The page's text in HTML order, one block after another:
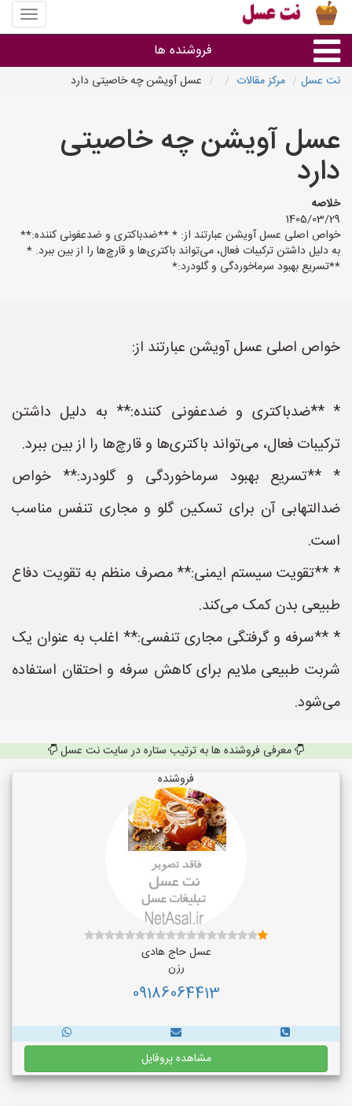
منوی
سایت
عسل
فروشنده ها
استان ها
نت عسل مرکز مقالات عسل آویشن چه خاصیتی دارد
عسل آویشن چه خاصیتی
دارد
خلاصه
1405/03/29
خواص اصلی عسل آویشن عبارتند از: * **ضدباکتری و ضدعفونی کننده:**
به دلیل داشتن ترکیبات فعال، می‌تواند باکتری‌ها و قارچ‌ها را از بین ببرد. *
**تسریع بهبود سرماخوردگی و گلودرد:*
خواص اصلی عسل آویشن عبارتند از:
* **ضدباکتری و ضدعفونی کننده:** به دلیل داشتن
ترکیبات فعال، می‌تواند باکتری‌ها و قارچ‌ها را از بین ببرد.
* **تسریع بهبود سرماخوردگی و گلودرد:** خواص
ضدالتهابی آن برای تسکین گلو و مجاری تنفس مناسب
است.
* **تقویت سیستم ایمنی:** مصرف منظم به تقویت دفاع
طبیعی بدن کمک می‌کند.
* **سرفه و گرفتگی مجاری تنفسی:** اغلب به عنوان یک
شربت طبیعی ملایم برای کاهش سرفه و احتقان استفاده
می‌شود.
معرفی فروشنده ها به ترتیب ستاره در سایت نت عسل
فروشنده
عسل حاج هادی
رزن
09186064413
مشاهده پروفایل